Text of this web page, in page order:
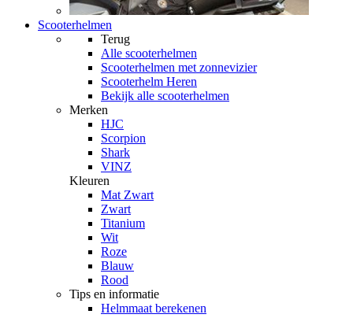
Scooterhelmen
Terug
Alle scooterhelmen
Scooterhelmen met zonnevizier
Scooterhelm Heren
Bekijk alle scooterhelmen
Merken
HJC
Scorpion
Shark
VINZ
Kleuren
Mat Zwart
Zwart
Titanium
Wit
Roze
Blauw
Rood
Tips en informatie
Helmmaat berekenen